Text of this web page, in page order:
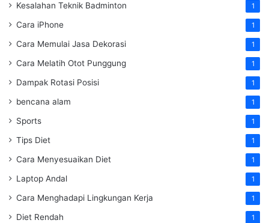
Kesalahan Teknik Badminton 1
Cara iPhone 1
Cara Memulai Jasa Dekorasi 1
Cara Melatih Otot Punggung 1
Dampak Rotasi Posisi 1
bencana alam 1
Sports 1
Tips Diet 1
Cara Menyesuaikan Diet 1
Laptop Andal 1
Cara Menghadapi Lingkungan Kerja 1
Diet Rendah 1